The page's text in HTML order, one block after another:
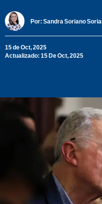
Por: Sandra Soriano
15 de Oct, 2025
Actualizado: 15 De Oct, 2025